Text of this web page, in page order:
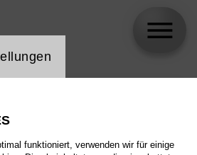
funktioniert, verwenden wir für einige